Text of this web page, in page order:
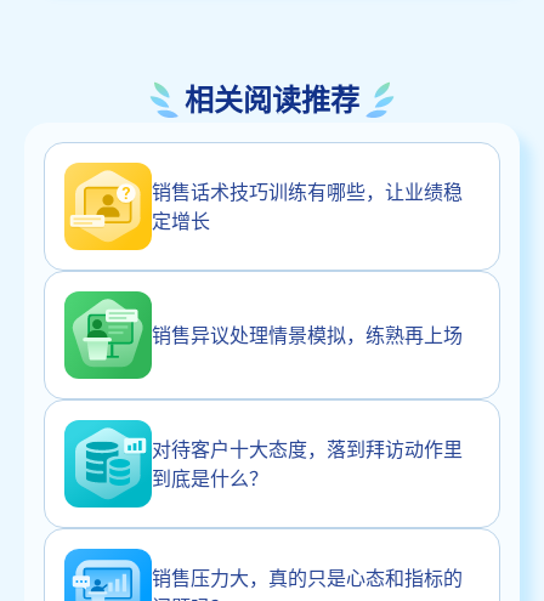
相关阅读推荐
销售话术技巧训练有哪些，让业绩稳
定增长
销售异议处理情景模拟，练熟再上场
对待客户十大态度，落到拜访动作里
到底是什么？
销售压力大，真的只是心态和指标的